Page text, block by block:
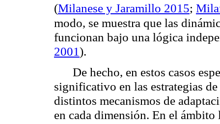
(Milanese y Jaramillo 2015;
modo, se muestra que las
funcionan bajo una lógica
2001).
De hecho, en estos casos
significativo en las estrategias
distintos mecanismos de
en cada dimensión. En el